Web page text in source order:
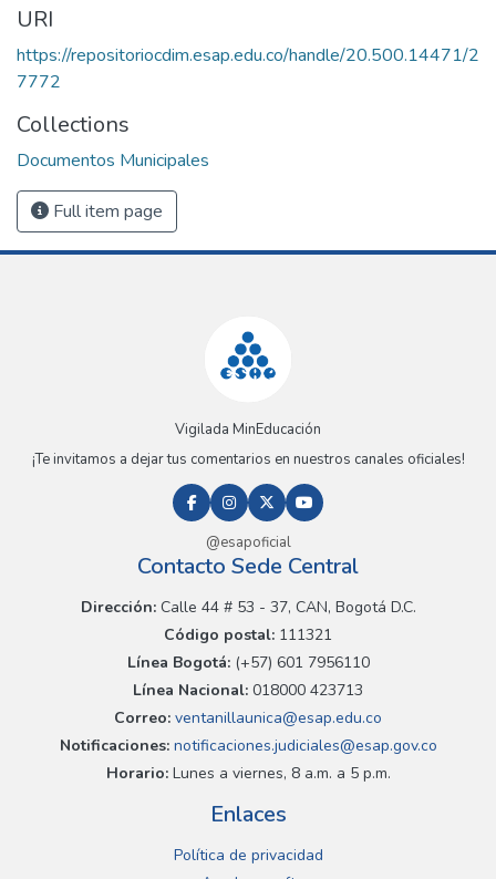
URI
https://repositoriocdim.esap.edu.co/handle/20.500.14471/2
7772
Collections
Documentos Municipales
Full item page
Vigilada MinEducación
¡Te invitamos a dejar tus comentarios en nuestros canales oficiales!
@esapoficial
Contacto Sede Central
Dirección:Calle 44 # 53 - 37, CAN, Bogotá D.C.
Código postal: 111321
Línea Bogotá:(+57) 601 7956110
Línea Nacional: 018000 423713
Correo: ventanillaunica@esap.edu.co
Notificaciones:notificaciones.judiciales@esap.gov.co
Horario:Lunes a viernes, 8 a.m. a 5 p.m.
Enlaces
Política de privacidad